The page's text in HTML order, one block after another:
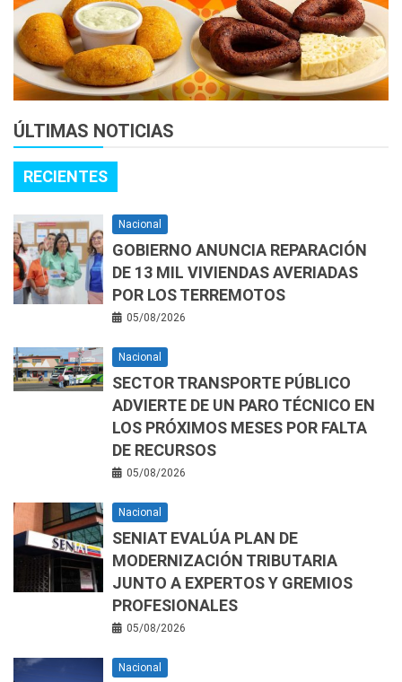
ÚLTIMAS NOTICIAS
RECIENTES
Nacional
GOBIERNO ANUNCIA REPARACIÓN
DE 13 MIL VIVIENDAS AVERIADAS
POR LOS TERREMOTOS
05/08/2026
Nacional
SECTOR TRANSPORTE PÚBLICO
ADVIERTE DE UN PARO TÉCNICO EN
LOS PRÓXIMOS MESES POR FALTA
DE RECURSOS
05/08/2026
Nacional
SENIAT EVALÚA PLAN DE
MODERNIZACIÓN TRIBUTARIA
JUNTO A EXPERTOS Y GREMIOS
PROFESIONALES
05/08/2026
Nacional